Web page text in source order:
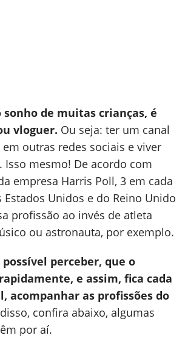
de muitas crianças, é
vloguer. Ou seja: ter um canal
outras redes sociais e viver
Isso mesmo! De acordo com
empresa Harris Poll, 3 em cada
Estados Unidos e do Reino Unido
profissão ao invés de atleta
ou astronauta, por exemplo.
possível perceber, que o
e assim, fica cada
acompanhar as profissões do
confira abaixo, algumas
por aí.